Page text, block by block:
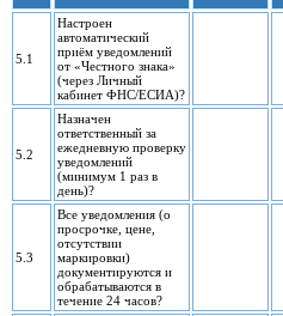
5.1
Настроен
автоматический
приём уведомлений
от «Честного знака»
(через Личный
кабинет ФНС/ЕСИА)?
5.2
Назначен
ответственный за
ежедневную проверку
уведомлений
(минимум 1 раз в
день)?
5.3
Все уведомления (о
просрочке, цене,
отсутствии
маркировки)
документируются и
обрабатываются в
течение 24 часов?